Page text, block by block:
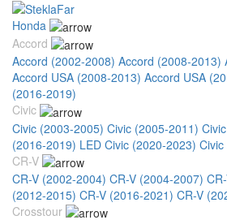
Honda
Accord
Accord (2002-2008) Accord (2008-2013)
Accord USA (2008-2013) Accord USA
(2016-2019)
Civic
Civic (2003-2005) Civic (2005-2011)
(2016-2019) LED Civic (2020-2023)
CR-V
CR-V (2002-2004) CR-V (2004-2007)
(2012-2015) CR-V (2016-2021) CR-V
Crosstour